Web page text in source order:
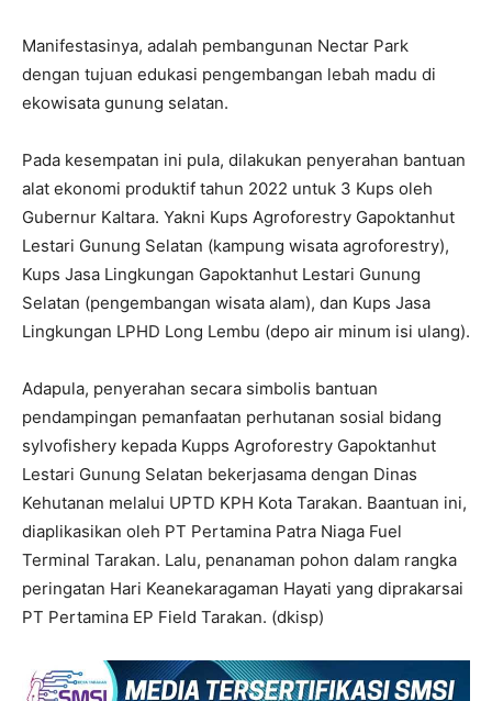
Manifestasinya, adalah pembangunan Nectar Park
dengan tujuan edukasi pengembangan lebah madu di
ekowisata gunung selatan.
Pada kesempatan ini pula, dilakukan penyerahan bantuan
alat ekonomi produktif tahun 2022 untuk 3 Kups oleh
Gubernur Kaltara. Yakni Kups Agroforestry Gapoktanhut
Lestari Gunung Selatan (kampung wisata agroforestry),
Kups Jasa Lingkungan Gapoktanhut Lestari Gunung
Selatan (pengembangan wisata alam), dan Kups Jasa
Lingkungan LPHD Long Lembu (depo air minum isi ulang).
Adapula, penyerahan secara simbolis bantuan
pendampingan pemanfaatan perhutanan sosial bidang
sylvofishery kepada Kupps Agroforestry Gapoktanhut
Lestari Gunung Selatan bekerjasama dengan Dinas
Kehutanan melalui UPTD KPH Kota Tarakan. Baantuan ini,
diaplikasikan oleh PT Pertamina Patra Niaga Fuel
Terminal Tarakan. Lalu, penanaman pohon dalam rangka
peringatan Hari Keanekaragaman Hayati yang diprakarsai
PT Pertamina EP Field Tarakan. (dkisp)